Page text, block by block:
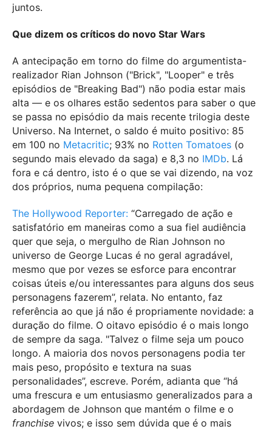
juntos.
Que dizem os críticos do novo Star Wars
A antecipação em torno do filme do argumentista-
realizador Rian Johnson ("Brick", "Looper" e três
episódios de "Breaking Bad") não podia estar mais
alta — e os olhares estão sedentos para saber o que
se passa no episódio da mais recente trilogia deste
Universo. Na Internet, o saldo é muito positivo: 85
em 100 no Metacritic; 93% no Rotten Tomatoes (o
segundo mais elevado da saga) e 8,3 no IMDb. Lá
fora e cá dentro, isto é o que se vai dizendo, na voz
dos próprios, numa pequena compilação:
The Hollywood Reporter: “Carregado de ação e
satisfatório em maneiras como a sua fiel audiência
quer que seja, o mergulho de Rian Johnson no
universo de George Lucas é no geral agradável,
mesmo que por vezes se esforce para encontrar
coisas úteis e/ou interessantes para alguns dos seus
personagens fazerem”, relata. No entanto, faz
referência ao que já não é propriamente novidade: a
duração do filme. O oitavo episódio é o mais longo
de sempre da saga. "Talvez o filme seja um pouco
longo. A maioria dos novos personagens podia ter
mais peso, propósito e textura na suas
personalidades”, escreve. Porém, adianta que “há
uma frescura e um entusiasmo generalizados para a
abordagem de Johnson que mantém o filme e o
franchise vivos; e isso sem dúvida que é o mais